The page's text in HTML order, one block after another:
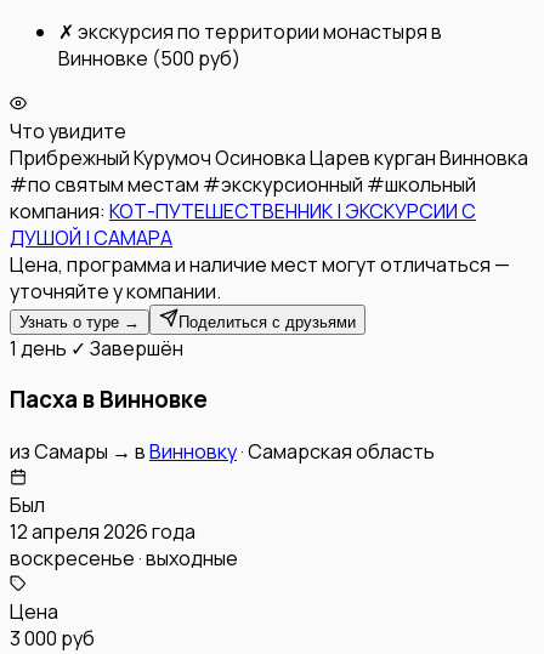
✗ экскурсия по территории монастыря в
Винновке (500 руб)
Что увидите
ПрибрежныйКурумочОсиновкаЦарев курганВинновка
#по святым местам #экскурсионный #школьный
компания: КОТ-ПУТЕШЕСТВЕННИК | ЭКСКУРСИИ С
ДУШОЙ | САМАРА
Цена, программа и наличие мест могут отличаться —
уточняйте у компании.
Узнать о туре → Поделиться с друзьями
1 день ✓ Завершён
Пасха в Винновке
изСамары → вВинновку·Самарская область
Был
12 апреля 2026 года
воскресенье · выходные
Цена
3 000 руб